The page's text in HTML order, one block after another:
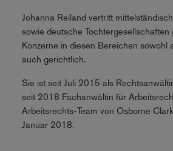
Johanna Reiland vertritt
sowie deutsche Tochtergesellschaften
Konzerne in diesen Bereichen sowohl
auch gerichtlich.
Sie ist seit Juli 2015 als
seit 2018 Fachanwältin für
Arbeitsrechts-Team von Osborne
Januar 2018.